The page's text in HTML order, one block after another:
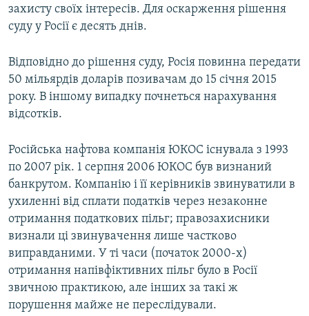
захисту своїх інтересів. Для оскарження рішення
суду у Росії є десять днів.
Відповідно до рішення суду, Росія повинна передати
50 мільярдів доларів позивачам до 15 січня 2015
року. В іншому випадку почнеться нарахування
відсотків.
Російська нафтова компанія ЮКОС існувала з 1993
по 2007 рік. 1 серпня 2006 ЮКОС був визнаний
банкрутом. Компанію і її керівників звинуватили в
ухиленні від сплати податків через незаконне
отримання податкових пільг; правозахисники
визнали ці звинувачення лише частково
виправданими. У ті часи (початок 2000-х)
отримання напівфіктивних пільг було в Росії
звичною практикою, але інших за такі ж
порушення майже не переслідували.